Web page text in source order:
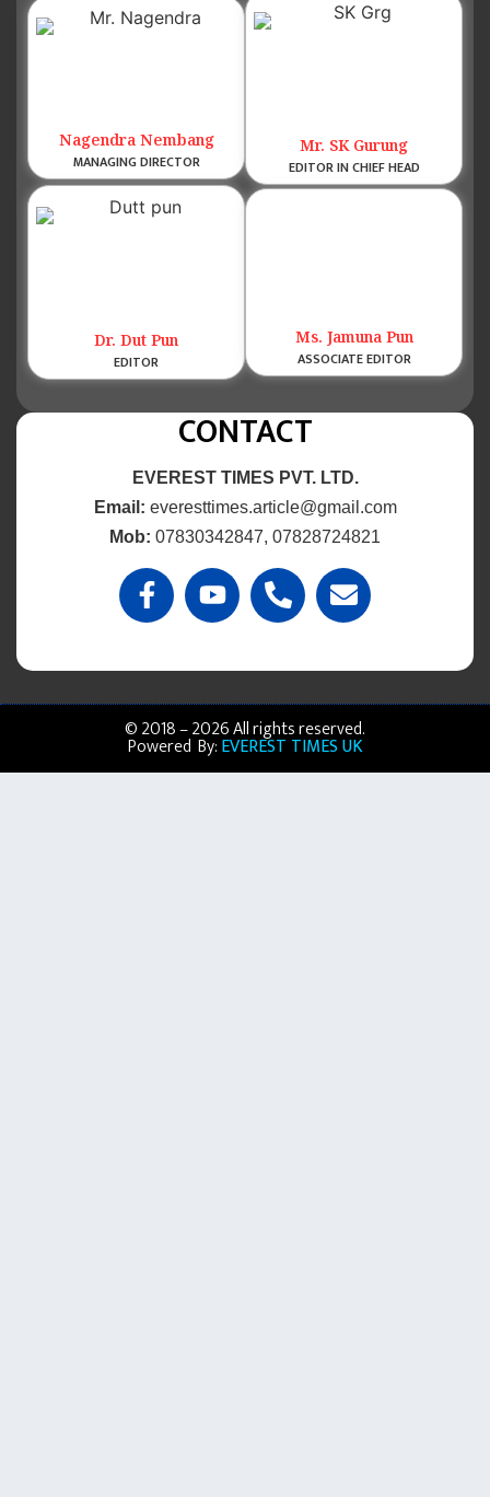
Nagendra Nembang
MANAGING DIRECTOR
Mr. SK Gurung
EDITOR IN CHIEF HEAD
Dr. Dut Pun
EDITOR
Ms. Jamuna Pun
ASSOCIATE EDITOR
CONTACT
EVEREST TIMES PVT. LTD.
Email: everesttimes.article@gmail.com
Mob: 07830342847, 07828724821
© 2018 – 2026 All rights reserved.
Powered By:EVEREST TIMES UK